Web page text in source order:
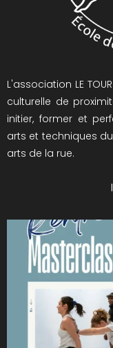
L'association LE
culturelle de
initier, former et
arts et techniques
arts de la rue.